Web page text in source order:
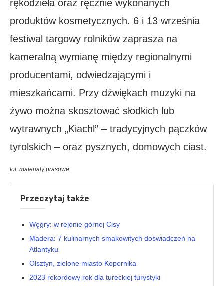
rękodzieła oraz ręcznie wykonanych
produktów kosmetycznych. 6 i 13 września
festiwal targowy rolników zaprasza na
kameralną wymianę między regionalnymi
producentami, odwiedzającymi i
mieszkańcami. Przy dźwiękach muzyki na
żywo można skosztować słodkich lub
wytrawnych „Kiachl” – tradycyjnych pączków
tyrolskich – oraz pysznych, domowych ciast.
fot: materiały prasowe
Przeczytaj także
Węgry: w rejonie górnej Cisy
Madera: 7 kulinarnych smakowitych doświadczeń na
Atlantyku
Olsztyn, zielone miasto Kopernika
2023 rekordowy rok dla tureckiej turystyki